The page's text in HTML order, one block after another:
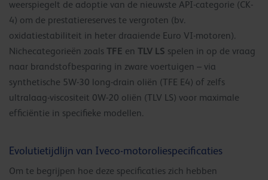
weerspiegelt de adoptie van de nieuwste API-categorie (CK-
4) om de prestatiereserves te vergroten (bv.
oxidatiestabiliteit in heter draaiende Euro VI-motoren).
Nichecategorieën zoals TFE en TLV LS spelen in op de vraag
naar brandstofbesparing in zware voertuigen – via
synthetische 5W-30 long-drain oliën (TFE E4) of zelfs
ultralaag-viscositeit 0W-20 oliën (TLV LS) voor maximale
efficiëntie in specifieke modellen.
Evolutietijdlijn van Iveco-motoroliespecificaties
Om te begrijpen hoe deze specificaties zich hebben